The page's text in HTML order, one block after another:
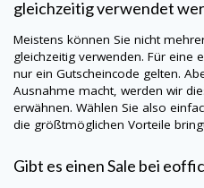
gleichzeitig verwendet
Meistens können Sie nicht
gleichzeitig verwenden. Für eine
nur ein Gutscheincode gelten.
Ausnahme macht, werden wir
erwähnen. Wählen Sie also
die größtmöglichen Vorteile
Gibt es einen Sale bei